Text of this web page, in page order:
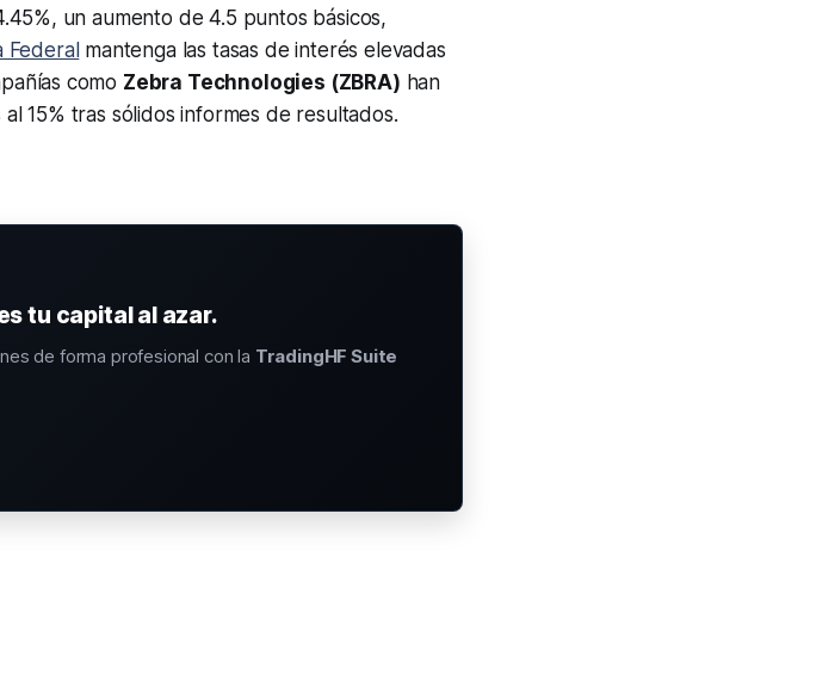
un aumento de 4.5 puntos básicos,
Federal mantenga las tasas de interés elevadas
como Zebra Technologies (ZBRA) han
15% tras sólidos informes de resultados.
tu capital al azar.
de forma profesional con la TradingHF Suite